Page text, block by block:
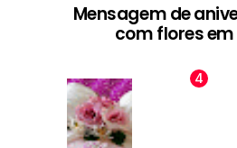
Mensagem de
com flores